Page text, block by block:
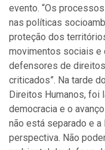
evento. “Os
nas políticas
proteção dos
movimentos sociais e
defensores de
criticados”. Na tarde
Direitos Humanos, foi
democracia e o
não está separado e a
perspectiva. Não